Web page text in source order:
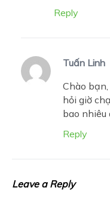
Reply
Tuấn Linh
Chào
hỏi giờ
bao nhiêu
Reply
Leave a Reply